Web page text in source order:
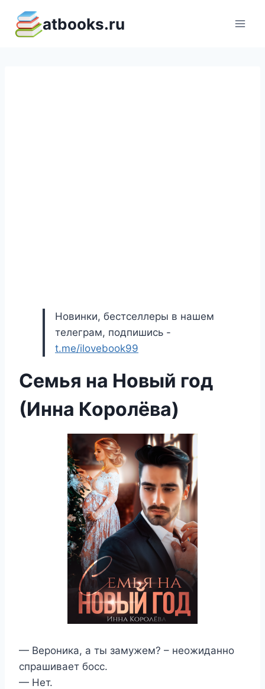
содержимому
atbooks.ru
Новинки, бестселлеры в нашем
телеграм, подпишись -
t.me/ilovebook99
Семья на Новый год
(Инна Королёва)
— Вероника, а ты замужем? – неожиданно
спрашивает босс.
— Нет.